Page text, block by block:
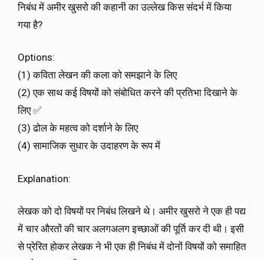
निबंध में अमीर खुसरो की कहानी का उल्लेख किस संदर्भ में किया
गया है?
Options:
(1) कविता लेखन की कला को समझाने के लिए
(2) एक साथ कई विषयों को संबोधित करने की प्रतिभा दिखाने के
लिए ✅
(3) ढोल के महत्व को दर्शाने के लिए
(4) सामाजिक सुधार के उदाहरण के रूप में
Explanation:
लेखक को दो विषयों पर निबंध लिखने थे। अमीर खुसरो ने एक ही पद्य
में चार औरतों की चार अलगअलग इच्छाओं की पूर्ति कर दी थी। इसी
से प्रेरित होकर लेखक ने भी एक ही निबंध में दोनों विषयों को समाहित